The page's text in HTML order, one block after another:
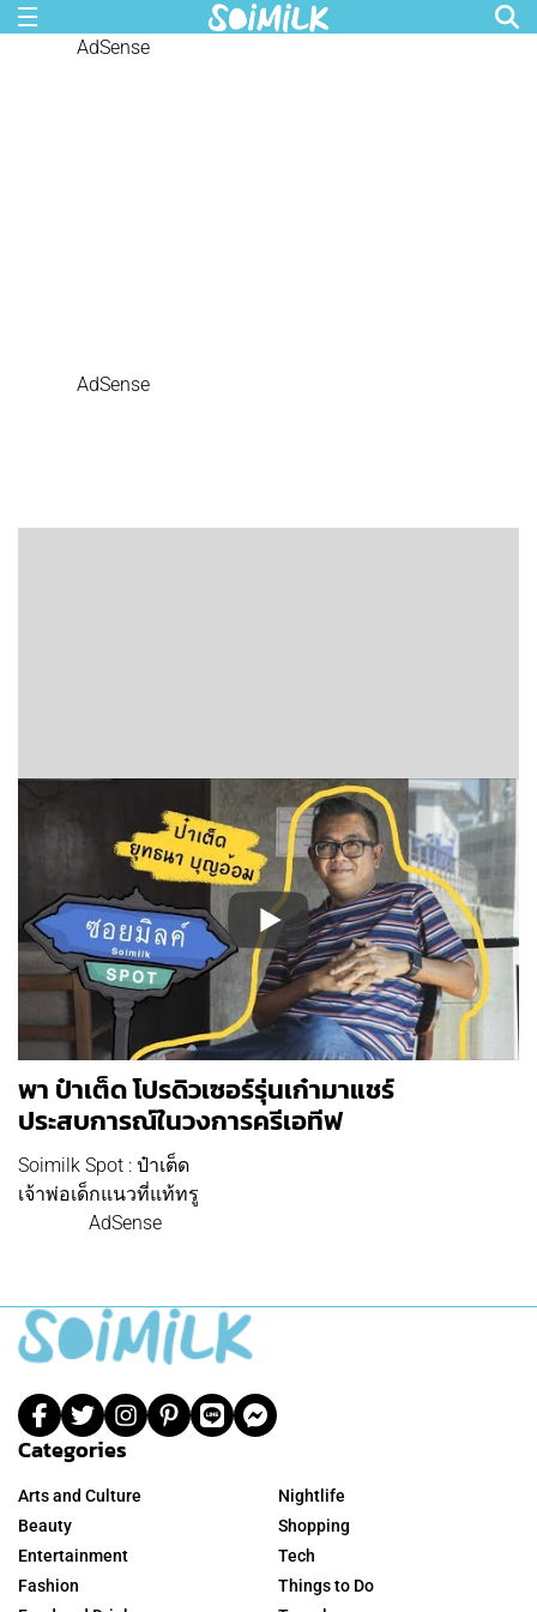
AdSense
AdSense
พา ป๋าเต็ด โปรดิวเซอร์รุ่นเก๋ามาแชร์
ประสบการณ์ในวงการครีเอทีฟ
Soimilk Spot : ป๋าเต็ด
เจ้าพ่อเด็กแนวที่แท้ทรู
AdSense
Categories
Arts and Culture
Beauty
Entertainment
Fashion
Nightlife
Shopping
Tech
Things to Do